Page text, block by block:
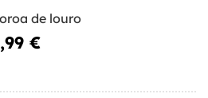
de louro
€